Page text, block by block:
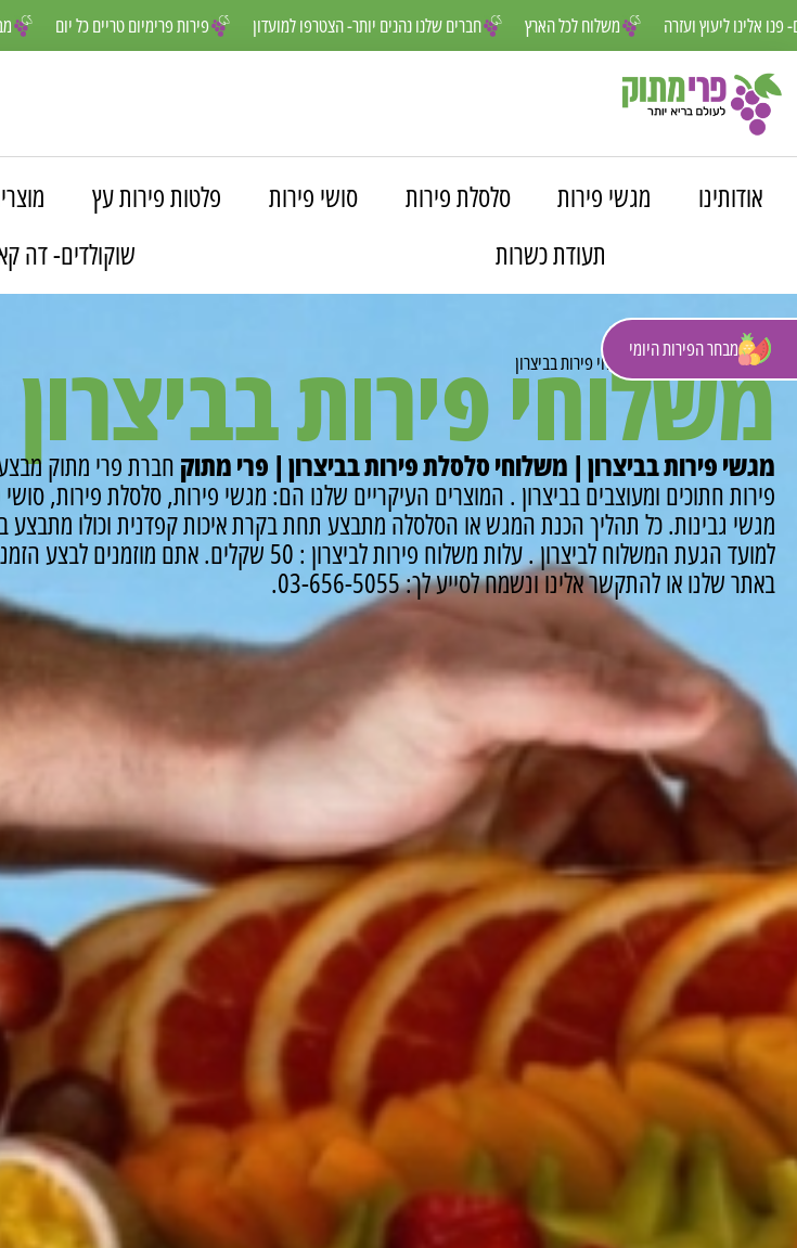
פירות פרימיום חברים שלנו נהנים יותר- הצטרפו למועדון משלוח לכל הארץ פה למענכם- פנו אלינו ליעוץ ועזרה
מבחר הפירות היומי
אודותינו מגשי פירות סלסלת פירות סושי פירות פלטות פירות עץ
תעודת כשרות
שוקולדים- דה
פרי מתוק» משלוחים»משלוחי פירות בביצרון
משלוחי פירות בביצרון
מגשי פירות בביצרון | משלוחי סלסלת פירות בביצרון | פרי מתוק חברת פרי מתוק
פירות חתוכים ומעוצבים בביצרון . המוצרים העיקריים שלנו הם: מגשי פירות, סלסלת פירות, סושי
מגשי גבינות.כל תהליך הכנת המגש או הסלסלה מתבצע תחת בקרת איכות קפדנית וכולו מתבצע
למועד הגעת המשלוח לביצרון .עלות משלוח פירות לביצרון : 50 שקלים. אתם מוזמנים לבצע
באתר שלנו או להתקשר אלינו ונשמח לסייע לך: 03-656-5055.